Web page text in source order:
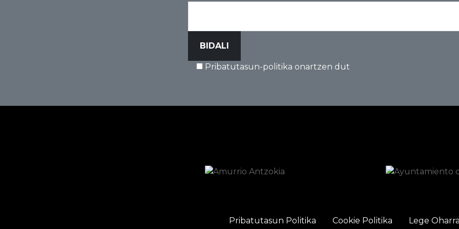
Pribatutasun-politika onartzen dut
Pribatutasun Politika Cookie Politika Lege